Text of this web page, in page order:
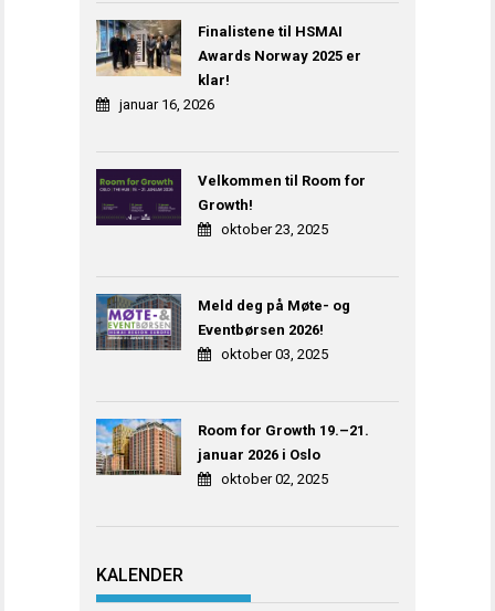
Finalistene til HSMAI
Awards Norway 2025 er
klar!
januar 16, 2026
Velkommen til Room for
Growth!
oktober 23, 2025
Meld deg på Møte- og
Eventbørsen 2026!
oktober 03, 2025
Room for Growth 19.–21.
januar 2026 i Oslo
oktober 02, 2025
KALENDER